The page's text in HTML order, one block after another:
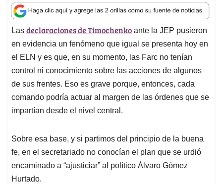
a
t
s
A
p
p
c
e
b
o
o
k
n
k
e
d
I
n
a
i
l
r
e
a
d
s
Las declaraciones de Timochenko ante la JEP pusieron
en evidencia un fenómeno que igual se presenta hoy en
el ELN y es que, en su momento, las Farc no tenían
control ni conocimiento sobre las acciones de algunos
de sus frentes. Eso es grave porque, entonces, cada
comando podría actuar al margen de las órdenes que se
impartían desde el nivel central.
Sobre esa base, y si partimos del principio de la buena
fe, en el secretariado no conocían el plan que se urdió
encaminado a “ajusticiar” al político Álvaro Gómez
Hurtado.